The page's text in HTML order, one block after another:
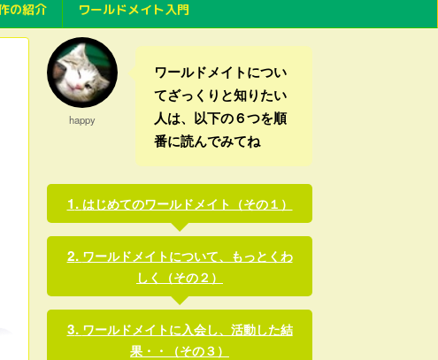
の紹介 ワールドメイト入門
happy
ワールドメイトについ
てざっくりと知りたい
人は、以下の６つを順
番に読んでみてね
はじめてのワールドメイト（その１）
ワールドメイトについて、もっとくわ
しく（その２）
ワールドメイトに入会し、活動した結
果・・（その３）